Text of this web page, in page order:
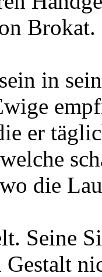
Brokat.
in
er
die
Seine